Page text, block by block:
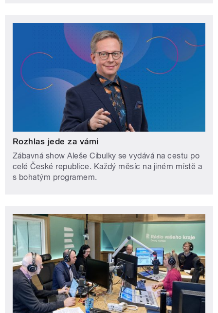
Rozhlas jede za vámi
Zábavná show Aleše Cibulky se vydává na cestu po
celé České republice. Každý měsíc na jiném místě a
s bohatým programem.